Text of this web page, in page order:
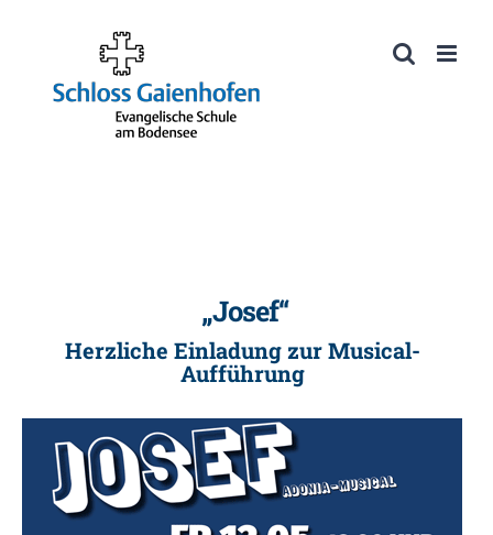
Werkzeugleiste öffnen
springen
„Josef“
Herzliche Einladung zur Musical-
Aufführung